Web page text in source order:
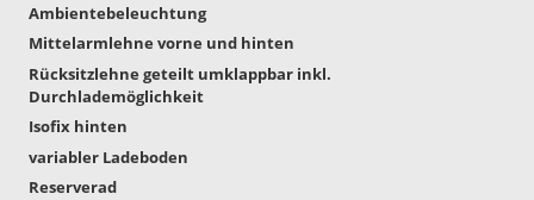
Ambientebeleuchtung
Mittelarmlehne vorne und hinten
Rücksitzlehne geteilt umklappbar inkl.
Durchlademöglichkeit
Isofix hinten
variabler Ladeboden
Reserverad